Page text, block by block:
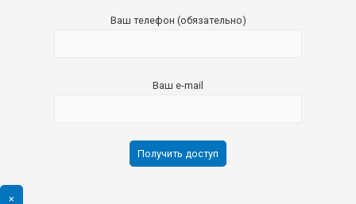
Ваш телефон (обязательно)
Ваш e-mail
×